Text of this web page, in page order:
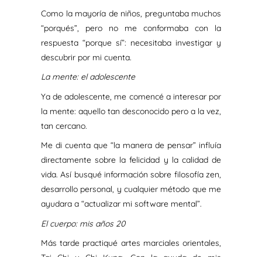
Como la mayoría de niños, preguntaba muchos
“porqués”, pero no me conformaba con la
respuesta “porque sí”: necesitaba investigar y
descubrir por mi cuenta.
La mente: el adolescente
Ya de adolescente, me comencé a interesar por
la mente: aquello tan desconocido pero a la vez,
tan cercano.
Me di cuenta que “la manera de pensar” influía
directamente sobre la felicidad y la calidad de
vida. Así busqué información sobre filosofía zen,
desarrollo personal, y cualquier método que me
ayudara a “actualizar mi software mental”.
El cuerpo: mis años 20
Más tarde practiqué artes marciales orientales,